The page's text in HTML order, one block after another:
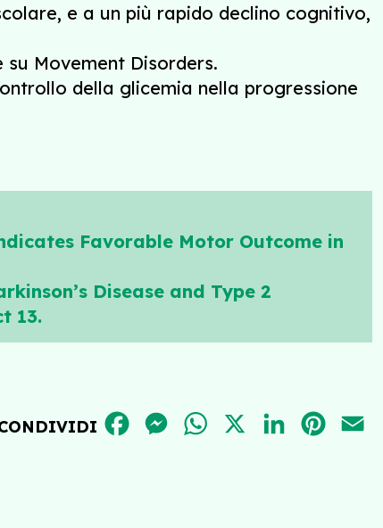
e a un più rapido declino cognitivo,
Movement Disorders.
della glicemia nella progressione
Favorable Motor Outcome in
Disease and Type 2
13.
FACEBOOKMESSENGER
WHATSAPPLINKEDIN